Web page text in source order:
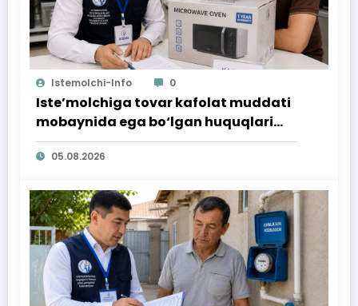
Istemolchi-Info 0
Iste’molchiga tovar kafolat muddati
mobaynida ega bo‘lgan huquqlari
ta’minlab berildi
05.08.2026